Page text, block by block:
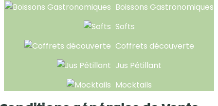
Boissons Gastronomiques
Softs
Coffrets découverte
Jus Pétillant
Mocktails